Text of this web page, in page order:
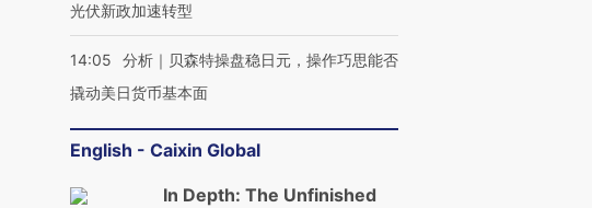
光伏新政加速转型
14:05
分析｜贝森特操盘稳日元，操作巧思能否
撬动美日货币基本面
English - Caixin Global
In Depth: The Unfinished